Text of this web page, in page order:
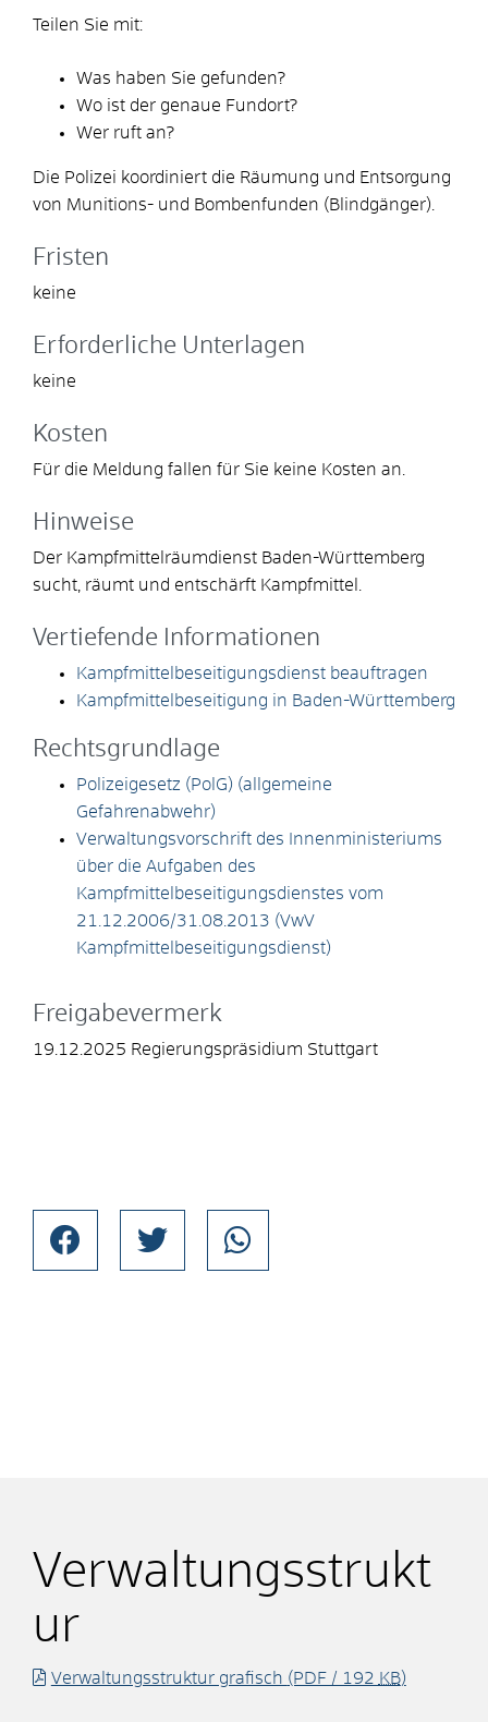
Teilen Sie mit:
Was haben Sie gefunden?
Wo ist der genaue Fundort?
Wer ruft an?
Die Polizei koordiniert die Räumung und Entsorgung
von Munitions- und Bombenfunden (Blindgänger).
Fristen
keine
Erforderliche Unterlagen
keine
Kosten
Für die Meldung fallen für Sie keine Kosten an.
Hinweise
Der Kampfmittelräumdienst Baden-Württemberg
sucht, räumt und entschärft Kampfmittel.
Vertiefende Informationen
Kampfmittelbeseitigungsdienst beauftragen
Kampfmittelbeseitigung in Baden-Württemberg
Rechtsgrundlage
Polizeigesetz (PolG) (allgemeine
Gefahrenabwehr)
Verwaltungsvorschrift des Innenministeriums
über die Aufgaben des
Kampfmittelbeseitigungsdienstes vom
21.12.2006/31.08.2013 (VwV
Kampfmittelbeseitigungsdienst)
Freigabevermerk
19.12.2025 Regierungspräsidium Stuttgart
Verwaltungsstrukt
ur
Verwaltungsstruktur grafisch (PDF / 192 KB)